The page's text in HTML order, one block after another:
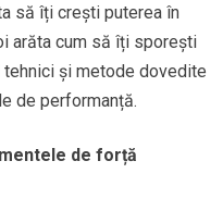
să îți crești puterea în
arăta cum să îți sporești
tehnici și metode dovedite
de performanță.
de forță